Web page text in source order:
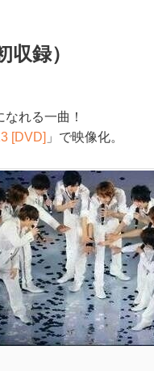
録）
れる一曲！
[DVD] 」で映像化。